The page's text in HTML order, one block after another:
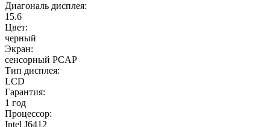
Диагональ дисплея:
15.6
Цвет:
черный
Экран:
сенсорный PCAP
Тип дисплея:
LCD
Гарантия:
1 год
Процессор:
Intel J6412